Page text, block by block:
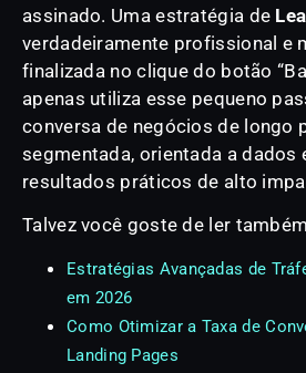
assinado. Uma estratégia de
verdadeiramente profissional e
finalizada no clique do botão
apenas utiliza esse pequeno
conversa de negócios de longo
segmentada, orientada a dados
resultados práticos de alto
Talvez você goste de ler
Estratégias Avançadas de
em 2026
Como Otimizar a Taxa de
Landing Pages